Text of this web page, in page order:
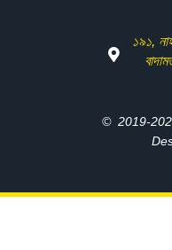
১৯১,
© 2019-